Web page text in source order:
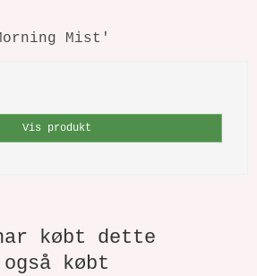
Mist'
Vis produkt
købt dette
købt